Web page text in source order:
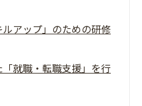
アップ」のための研修
就職・転職支援」を行